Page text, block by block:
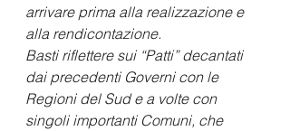
arrivare prima alla realizzazione e
alla rendicontazione.
Basti riflettere sui “Patti” decantati
dai precedenti Governi con le
Regioni del Sud e a volte con
singoli importanti Comuni, che